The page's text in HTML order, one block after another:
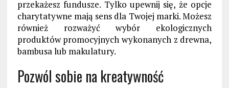
przekażesz fundusze. Tylko upewnij się, że opcje
charytatywne mają sens dla Twojej marki. Możesz
również rozważyć wybór ekologicznych
produktów promocyjnych wykonanych z drewna,
bambusa lub makulatury.
Pozwól sobie na kreatywność